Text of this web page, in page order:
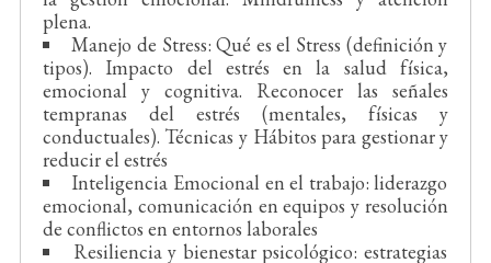
plena.
Manejo de Stress: Qué es el Stress (definición y
tipos). Impacto del estrés en la salud física,
emocional y cognitiva. Reconocer las señales
tempranas del estrés (mentales, físicas y
conductuales). Técnicas y Hábitos para gestionar y
reducir el estrés
Inteligencia Emocional en el trabajo: liderazgo
emocional, comunicación en equipos y resolución
de conflictos en entornos laborales
Resiliencia y bienestar psicológico: estrategias